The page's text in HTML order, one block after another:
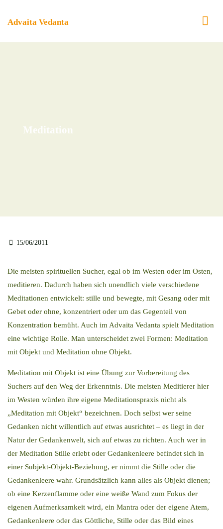
InhaltAdvaita Vedanta
Meditation
15/06/2011
Die meisten spirituellen Sucher, egal ob im Westen oder im Osten,
meditieren. Dadurch haben sich unendlich viele verschiedene
Meditationen entwickelt: stille und bewegte, mit Gesang oder mit
Gebet oder ohne, konzentriert oder um das Gegenteil von
Konzentration bemüht. Auch im Advaita Vedanta spielt Meditation
eine wichtige Rolle. Man unterscheidet zwei Formen: Meditation
mit Objekt und Meditation ohne Objekt.
Meditation mit Objekt ist eine Übung zur Vorbereitung des
Suchers auf den Weg der Erkenntnis. Die meisten Meditierer hier
im Westen würden ihre eigene Meditationspraxis nicht als
„Meditation mit Objekt“ bezeichnen. Doch selbst wer seine
Gedanken nicht willentlich auf etwas ausrichtet – es liegt in der
Natur der Gedankenwelt, sich auf etwas zu richten. Auch wer in
der Meditation Stille erlebt oder Gedankenleere befindet sich in
einer Subjekt-Objekt-Beziehung, er nimmt die Stille oder die
Gedankenleere wahr. Grundsätzlich kann alles als Objekt dienen;
ob eine Kerzenflamme oder eine weiße Wand zum Fokus der
eigenen Aufmerksamkeit wird, ein Mantra oder der eigene Atem,
Gedankenleere oder das Göttliche, Stille oder das Bild eines